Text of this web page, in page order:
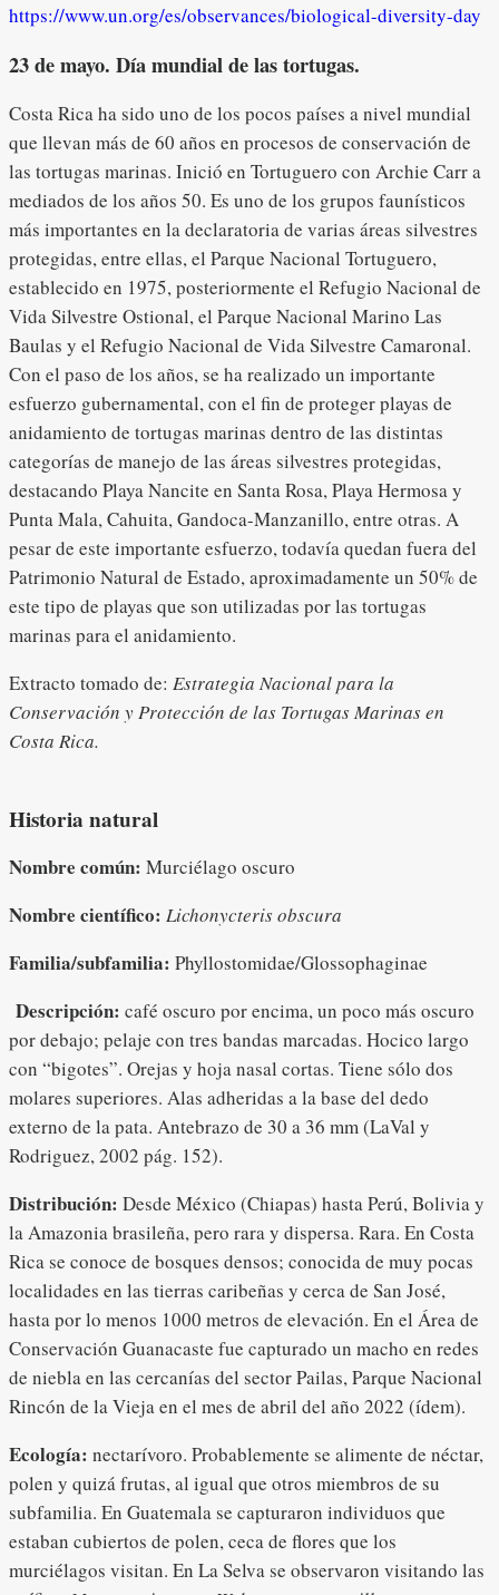
https://www.un.org/es/observances/biological-diversity-day
23 de mayo. Día mundial de las tortugas.
Costa Rica ha sido uno de los pocos países a nivel mundial
que llevan más de 60 años en procesos de conservación de
las tortugas marinas. Inició en Tortuguero con Archie Carr a
mediados de los años 50. Es uno de los grupos faunísticos
más importantes en la declaratoria de varias áreas silvestres
protegidas, entre ellas, el Parque Nacional Tortuguero,
establecido en 1975, posteriormente el Refugio Nacional de
Vida Silvestre Ostional, el Parque Nacional Marino Las
Baulas y el Refugio Nacional de Vida Silvestre Camaronal.
Con el paso de los años, se ha realizado un importante
esfuerzo gubernamental, con el fin de proteger playas de
anidamiento de tortugas marinas dentro de las distintas
categorías de manejo de las áreas silvestres protegidas,
destacando Playa Nancite en Santa Rosa, Playa Hermosa y
Punta Mala, Cahuita, Gandoca-Manzanillo, entre otras. A
pesar de este importante esfuerzo, todavía quedan fuera del
Patrimonio Natural de Estado, aproximadamente un 50% de
este tipo de playas que son utilizadas por las tortugas
marinas para el anidamiento.
Extracto tomado de: Estrategia Nacional para la
Conservación y Protección de las Tortugas Marinas en
Costa Rica.
Historia natural
Nombre común: Murciélago oscuro
Nombre científico: Lichonycteris obscura
Familia/subfamilia: Phyllostomidae/Glossophaginae
Descripción: café oscuro por encima, un poco más oscuro
por debajo; pelaje con tres bandas marcadas. Hocico largo
con “bigotes”. Orejas y hoja nasal cortas. Tiene sólo dos
molares superiores. Alas adheridas a la base del dedo
externo de la pata. Antebrazo de 30 a 36 mm (LaVal y
Rodriguez, 2002 pág. 152).
Distribución: Desde México (Chiapas) hasta Perú, Bolivia y
la Amazonia brasileña, pero rara y dispersa. Rara. En Costa
Rica se conoce de bosques densos; conocida de muy pocas
localidades en las tierras caribeñas y cerca de San José,
hasta por lo menos 1000 metros de elevación. En el Área de
Conservación Guanacaste fue capturado un macho en redes
de niebla en las cercanías del sector Pailas, Parque Nacional
Rincón de la Vieja en el mes de abril del año 2022 (ídem).
Ecología: nectarívoro. Probablemente se alimente de néctar,
polen y quizá frutas, al igual que otros miembros de su
subfamilia. En Guatemala se capturaron individuos que
estaban cubiertos de polen, ceca de flores que los
murciélagos visitan. En La Selva se observaron visitando las